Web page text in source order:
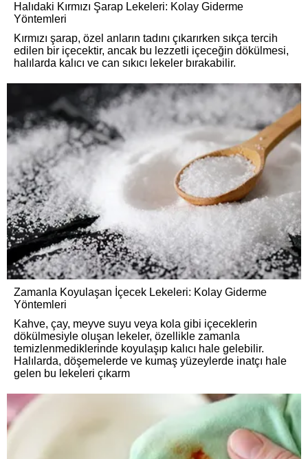
Halıdaki Kırmızı Şarap Lekeleri: Kolay Giderme
Yöntemleri
Kırmızı şarap, özel anların tadını çıkarırken sıkça tercih
edilen bir içecektir, ancak bu lezzetli içeceğin dökülmesi,
halılarda kalıcı ve can sıkıcı lekeler bırakabilir.
Zamanla Koyulaşan İçecek Lekeleri: Kolay Giderme
Yöntemleri
Kahve, çay, meyve suyu veya kola gibi içeceklerin
dökülmesiyle oluşan lekeler, özellikle zamanla
temizlenmediklerinde koyulaşıp kalıcı hale gelebilir.
Halılarda, döşemelerde ve kumaş yüzeylerde inatçı hale
gelen bu lekeleri çıkarm